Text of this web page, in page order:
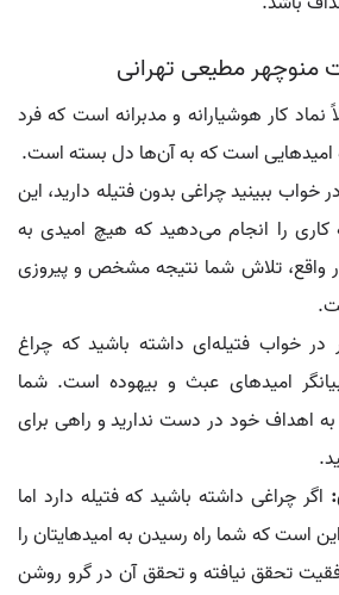
منوچهر مطیعی تهرانی
کار هوشیارانه و مدبرانه است که فرد
امیدهایی است که به آن‌ها دل بسته است.
خواب ببینید چراغی بدون فتيله دارید، این
را انجام می‌دهید که هیچ امیدی به
تلاش شما نتیجه مشخص و پیروزی
در خواب فتيله‌ای داشته باشید که چراغ
امیدهای عبث و بیهوده است. شما
اهداف خود در دست ندارید و راهی برای
اگر چراغی داشته باشید که فتيله دارد اما
است که شما راه رسیدن به امیدهایتان را
تحقق نیافته و تحقق آن در گرو روشن